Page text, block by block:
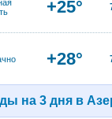
+25°
+28°
на 3 дня в